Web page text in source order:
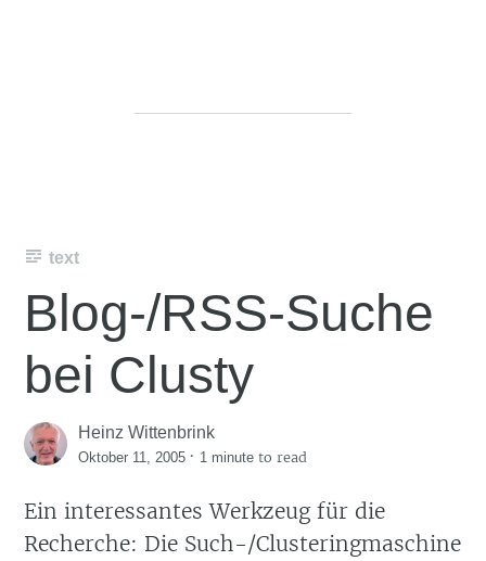
text
Blog-/RSS-Suche
bei Clusty
Heinz Wittenbrink
Oktober 11, 2005 · 1 minute to read
Ein interessantes Werkzeug für die
Recherche: Die Such-/Clusteringmaschine